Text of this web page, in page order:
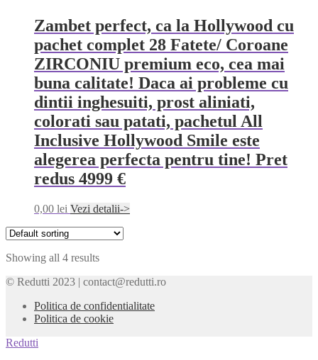
Zambet perfect, ca la Hollywood cu
pachet complet 28 Fatete/ Coroane
ZIRCONIU premium eco, cea mai
buna calitate! Daca ai probleme cu
dintii inghesuiti, prost aliniati,
colorati sau patati, pachetul All
Inclusive Hollywood Smile este
alegerea perfecta pentru tine! Pret
redus 4999 €
0,00 lei Vezi detalii->
Showing all 4 results
Politica de confidentialitate
Politica de cookie
© Redutti 2023 | contact@redutti.ro
Redutti